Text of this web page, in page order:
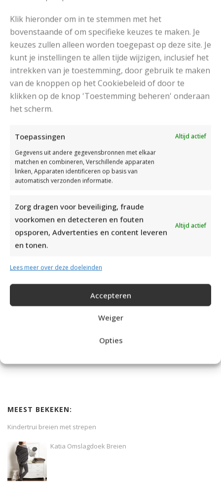
Klik hieronder om in te stemmen met het
bovenstaande of om specifieke keuzes te maken. Je
keuzes zullen alleen worden toegepast op deze site. Je
kunt je instellingen te allen tijde wijzigen, inclusief het
intrekken van je toestemming, door gebruik te maken
van de knoppen op het Cookiebeleid of door te
klikken op de knop 'Toestemming beheren' onderaan
het scherm.
Toepassingen
Altijd actief
Gegevens uit andere gegevensbronnen met elkaar
matchen en combineren, Verschillende apparaten
linken, Apparaten identificeren op basis van
automatisch verzonden informatie.
Zorg dragen voor beveiliging, fraude
voorkomen en detecteren en fouten
opsporen, Advertenties en content leveren
en tonen.
Altijd actief
Lees meer over deze doeleinden
Accepteren
Weiger
Opties
Scheepjes Softfun
SCHEEPJESWOL PONCHO, MUTS EN WANTJES BREIEN
MEEST BEKEKEN:
Kindertrui breien met strepen
Katia Omslagdoek Breien